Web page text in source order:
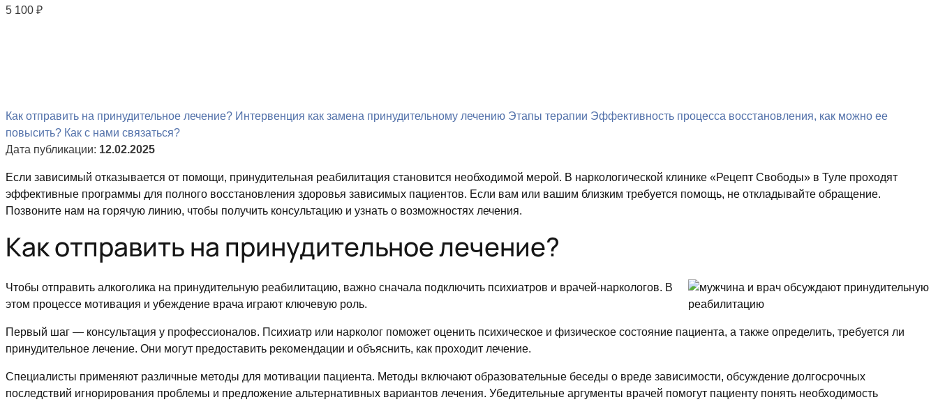
5 100 ₽
Как отправить на принудительное лечение? Интервенция как замена принудительному лечению Этапы терапии Эффективность процесса восстановления, как можно ее
повысить? Как с нами связаться?
Дата публикации: 12.02.2025
Если зависимый отказывается от помощи, принудительная реабилитация становится необходимой мерой. В наркологической клинике «Рецепт Свободы» в Туле проходят
эффективные программы для полного восстановления здоровья зависимых пациентов. Если вам или вашим близким требуется помощь, не откладывайте обращение.
Позвоните нам на горячую линию, чтобы получить консультацию и узнать о возможностях лечения.
Как отправить на принудительное лечение?
Чтобы отправить алкоголика на принудительную реабилитацию, важно сначала подключить психиатров и врачей-наркологов. В
этом процессе мотивация и убеждение врача играют ключевую роль.
Первый шаг — консультация у профессионалов. Психиатр или нарколог поможет оценить психическое и физическое состояние пациента, а также определить, требуется ли
принудительное лечение. Они могут предоставить рекомендации и объяснить, как проходит лечение.
Специалисты применяют различные методы для мотивации пациента. Методы включают образовательные беседы о вреде зависимости, обсуждение долгосрочных
последствий игнорирования проблемы и предложение альтернативных вариантов лечения. Убедительные аргументы врачей помогут пациенту понять необходимость